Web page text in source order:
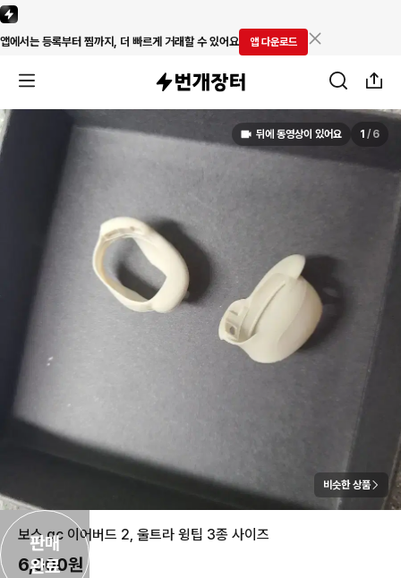
앱에서는 등록부터 찜까지, 더 빠르게 거래할 수 있어요 앱 다운로드
판매
완료
뒤에 동영상이 있어요 1 / 6
비슷한 상품
보스 qc 이어버드 2, 울트라 윙팁 3종 사이즈
6,000원